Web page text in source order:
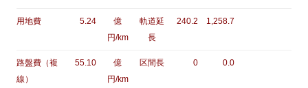
用地費 5.24
億
円/km
軌道延
長
240.2 1,258.7
路盤費（複
線）
55.10
億
円/km
区間長 0 0.0